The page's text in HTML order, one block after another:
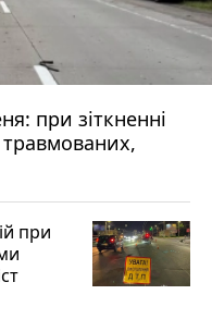
при зіткненні
при